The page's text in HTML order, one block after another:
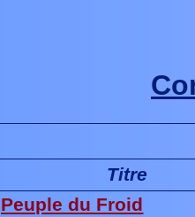
Titre
Peuple du Froid